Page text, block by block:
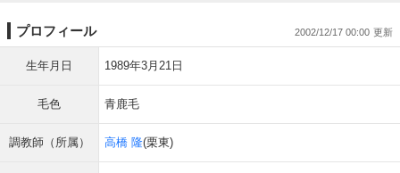
プロフィール 2002/12/17 00:00
生年月日 1989年3月21日
毛色 青鹿毛
調教師（所属） 高橋 隆(栗東)